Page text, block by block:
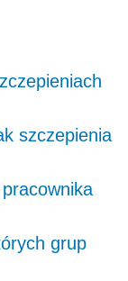
szczepienia
grup